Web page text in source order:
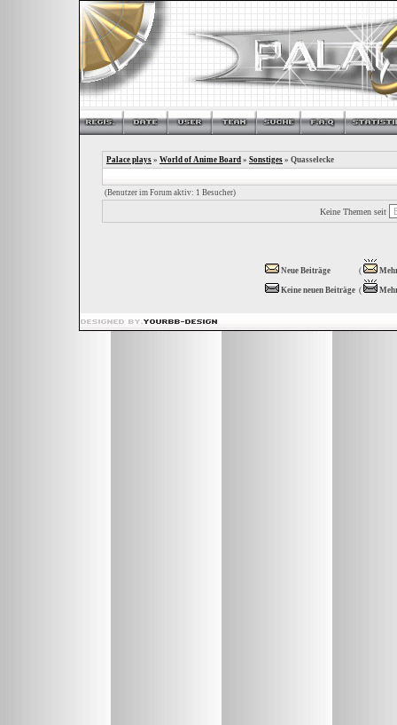
Palace plays » World of Anime Board » Sonstiges » Quasselecke
(Benutzer im Forum aktiv: 1 Besucher)
Keine Themen seit
Neue Beiträge (
Keine neuen Beiträge (